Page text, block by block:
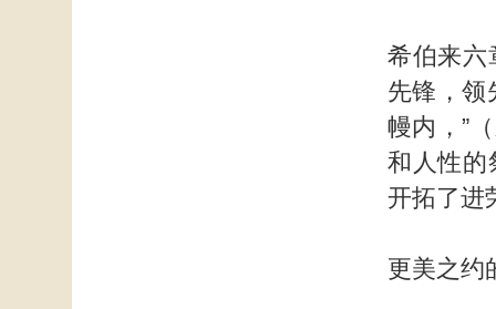
希伯来六
先锋，领
幔内，”
和人性的
开拓了进
更美之约